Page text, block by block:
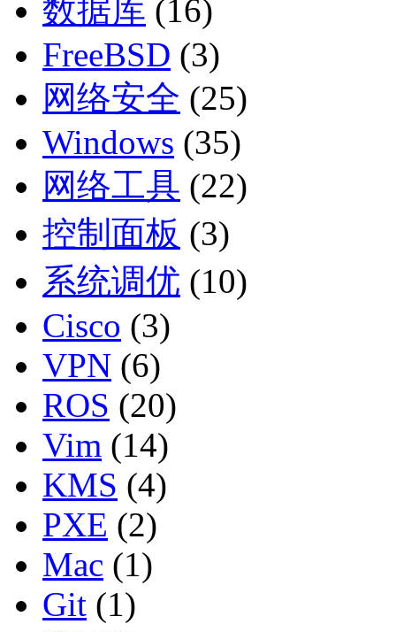
数据库 (16)
FreeBSD (3)
网络安全 (25)
Windows (35)
网络工具 (22)
控制面板 (3)
系统调优 (10)
Cisco (3)
VPN (6)
ROS (20)
Vim (14)
KMS (4)
PXE (2)
Mac (1)
Git (1)